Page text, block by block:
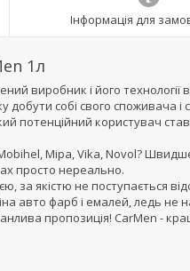
Інформація для
1л
виробник і його
собі свого споживача і
потенційний користувач
Mipa, Vika, Novol?
просто нереально.
за якістю не поступається
авто фарб і емалей, ледь не
пропозиція! CarMen -